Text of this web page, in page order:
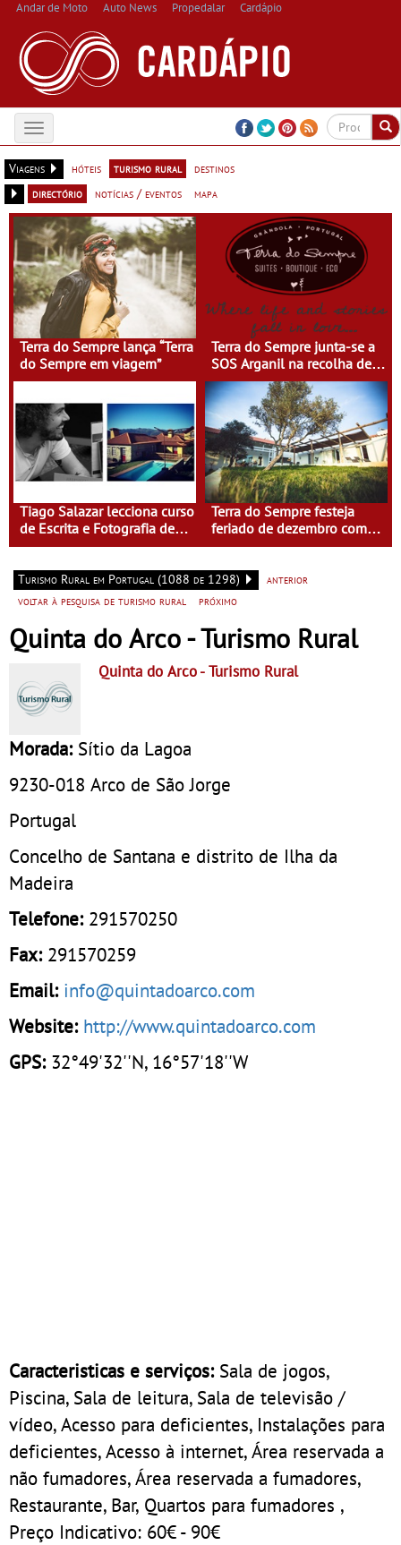
Andar de Moto Auto News Propedalar Cardápio
Toggle
navigation
Viagens
hóteis turismo rural
destinos
directório
notícias / eventos mapa
Terra do Sempre lança “Terra
do Sempre em viagem”
Terra do Sempre junta-se a
SOS Arganil na recolha de
bens de primeira
necessidade
Tiago Salazar lecciona curso
de Escrita e Fotografia de
Viagens na Casa do Eido –
Terra do Sempre festeja
feriado de dezembro com
Isabel Saldanha
Turismo Rural em Portugal (1088 de 1298)
anterior
voltar à pesquisa de turismo rural
próximo
Quinta do Arco - Turismo Rural
Quinta do Arco- Turismo Rural
Morada: Sítio da Lagoa
9230-018 Arco de São Jorge
Portugal
Concelho de Santana e distrito de Ilha da
Madeira
Telefone: 291570250
Fax: 291570259
Email: info@quintadoarco.com
Website: http://www.quintadoarco.com
GPS:32°49'32''N, 16°57'18''W
Caracteristicas e serviços: Sala de jogos,
Piscina, Sala de leitura, Sala de televisão /
vídeo, Acesso para deficientes, Instalações para
deficientes, Acesso à internet, Área reservada a
não fumadores, Área reservada a fumadores,
Restaurante, Bar, Quartos para fumadores ,
Preço Indicativo: 60€ - 90€